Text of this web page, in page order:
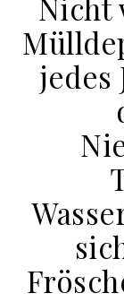
Nicht
jedes